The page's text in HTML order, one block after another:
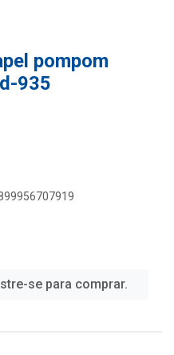
pompom
935
se para comprar.